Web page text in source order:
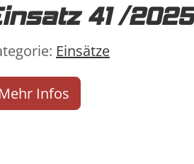
41 /2025
Einsätze
Mehr Infos